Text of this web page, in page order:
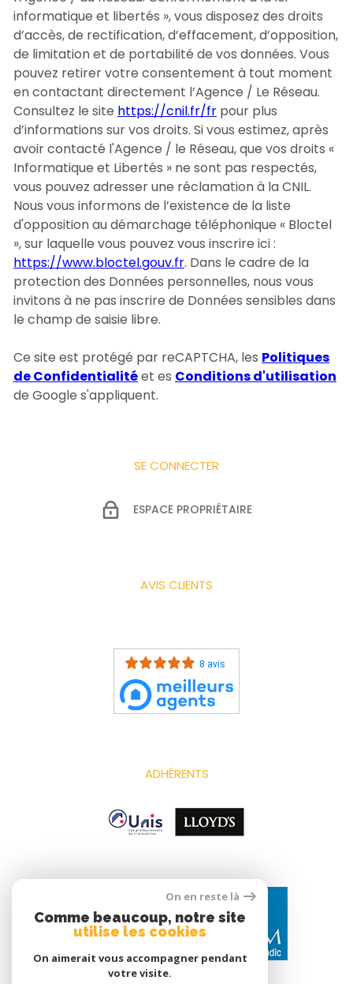
informatique et libertés », vous disposez des droits
d’accès, de rectification, d’effacement, d’opposition,
de limitation et de portabilité de vos données. Vous
pouvez retirer votre consentement à tout moment
en contactant directement l’Agence / Le Réseau.
Consultez le site https://cnil.fr/fr pour plus
d’informations sur vos droits. Si vous estimez, après
avoir contacté l'Agence / le Réseau, que vos droits «
Informatique et Libertés » ne sont pas respectés,
vous pouvez adresser une réclamation à la CNIL.
Nous vous informons de l’existence de la liste
d'opposition au démarchage téléphonique « Bloctel
», sur laquelle vous pouvez vous inscrire ici :
https://www.bloctel.gouv.fr. Dans le cadre de la
protection des Données personnelles, nous vous
invitons à ne pas inscrire de Données sensibles dans
le champ de saisie libre.
Ce site est protégé par reCAPTCHA, les Politiques
de Confidentialitéet es Conditions d'utilisation
de Google s'appliquent.
SE CONNECTER
ESPACE PROPRIÉTAIRE
AVIS CLIENTS
8 avis
ADHÉRENTS
On en reste là
Comme beaucoup, notre site
utilise les cookies
On aimerait vous accompagner pendant
votre visite.